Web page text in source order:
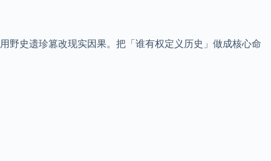
野史遗珍篡改现实因果。把「谁有权定义历史」做成核心命